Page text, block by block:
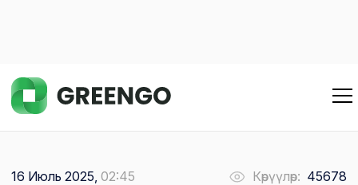
16 Июль 2025, 02:45 Көрүүлөр: 45678